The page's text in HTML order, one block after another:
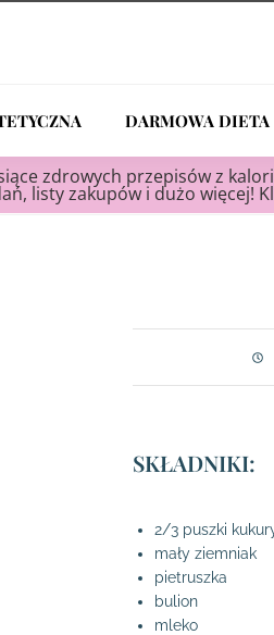
DARMOWA DIETA
zdrowych przepisów z
listy zakupów i dużo więcej!
SKŁADNIKI:
2/3 puszki
mały ziemniak
pietruszka
bulion
mleko